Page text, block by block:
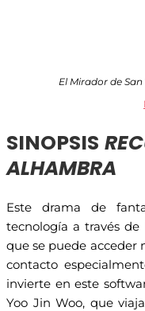
El Mirador de
SINOPSIS
ALHAMBRA
Este drama de
tecnología a través
que se puede acceder
contacto
invierte en este
Yoo Jin Woo, que